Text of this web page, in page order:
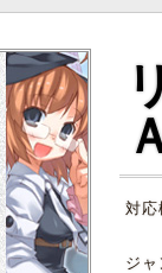
対応
ジ